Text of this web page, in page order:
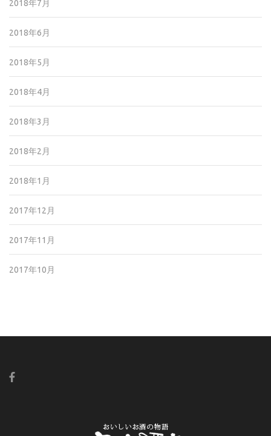
2018年7月
2018年6月
2018年5月
2018年4月
2018年3月
2018年2月
2018年1月
2017年12月
2017年11月
2017年10月